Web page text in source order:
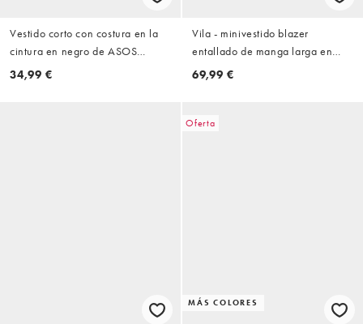
Vestido corto con costura en la
cintura en negro de ASOS
DESIGN
34,99 €
Vila - minivestido blazer
entallado de manga larga en
negro
69,99 €
Oferta
MÁS COLORES